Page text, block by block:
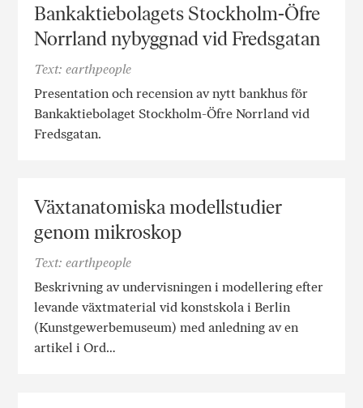
Bankaktiebolagets Stockholm-Öfre
Norrland nybyggnad vid Fredsgatan
Text: earthpeople
Presentation och recension av nytt bankhus för
Bankaktiebolaget Stockholm-Öfre Norrland vid
Fredsgatan.
Växtanatomiska modellstudier
genom mikroskop
Text: earthpeople
Beskrivning av undervisningen i modellering efter
levande växtmaterial vid konstskola i Berlin
(Kunstgewerbemuseum) med anledning av en
artikel i Ord…